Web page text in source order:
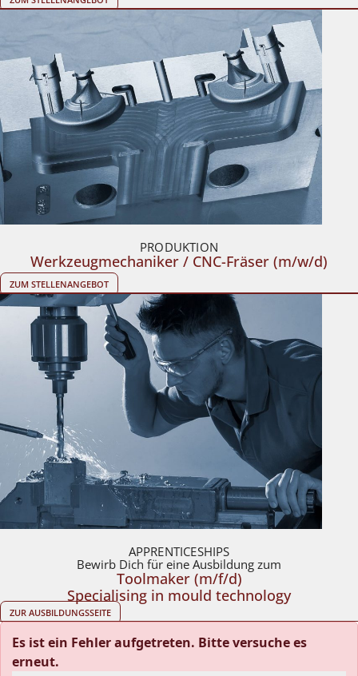
PRO­DUK­TION
Werk­zeug­mech­aniker /​ CNC-​Fräser (m/​w/​d)
ZUM STEL­LEN­AN­GE­BOT
APP­REN­TI­CE­SHIPS
Bewirb Dich für eine Aus­bil­dung zum
Tool­ma­ker (m/​f/​d)
Spe­cia­li­sing in mould technology
ZUR AUS­BIL­DUNGS­SEITE
Es ist ein Fehler aufgetreten. Bitte versuche es
erneut.